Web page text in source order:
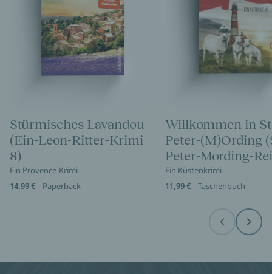
Stürmisches Lavandou
(Ein-Leon-Ritter-Krimi
8)
Ein Provence-Krimi
14,99 €
Paperback
Willkommen in
Peter-(M)Ording
Peter-Mording-
Ein Küstenkrimi
11,99 €
Taschenbuch
Before Next